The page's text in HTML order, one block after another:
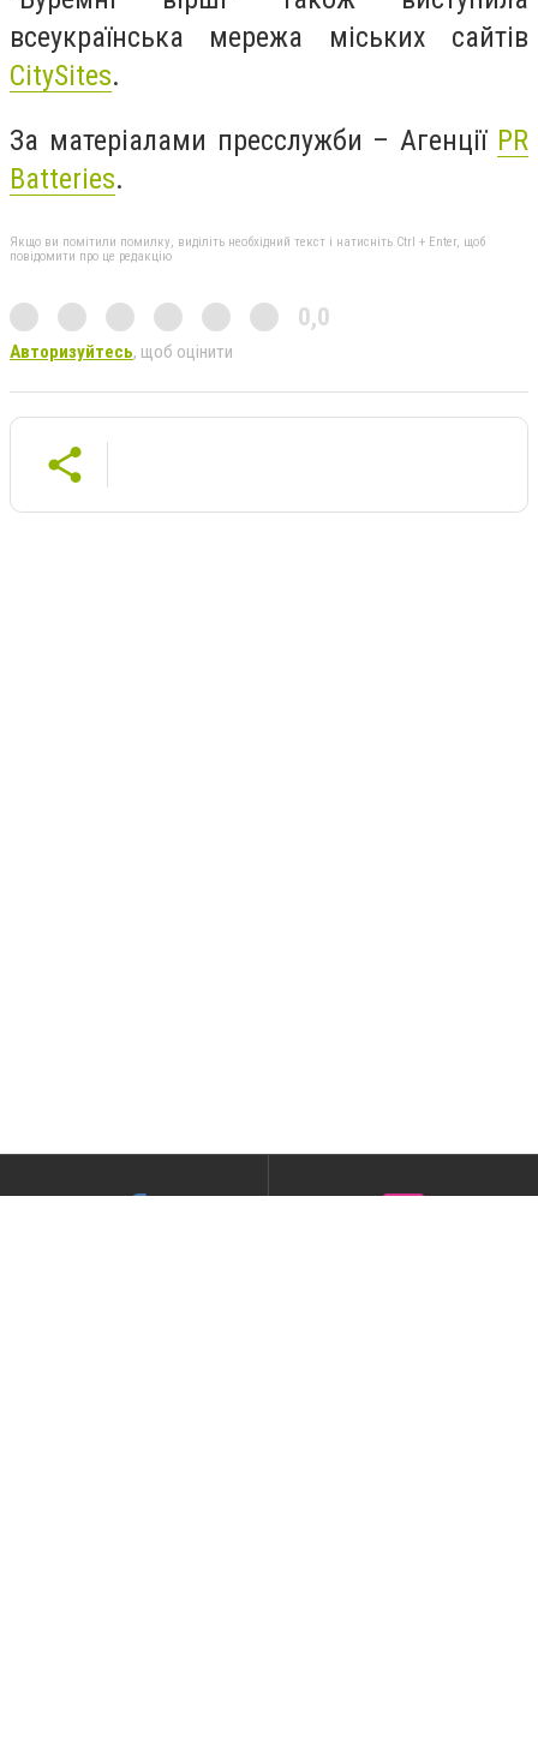
всеукраїнська мережа міських сайтів
CitySites.
За матеріалами пресслужби – Агенції PR
Batteries.
Якщо ви помітили помилку, виділіть необхідний текст і натисніть Ctrl + Enter, щоб
повідомити про це редакцію
0,0
Авторизуйтесь, щоб оцінити